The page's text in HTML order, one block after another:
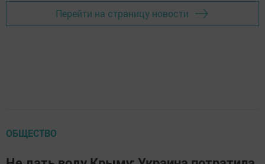
Перейти на страницу новости
ОБЩЕСТВО